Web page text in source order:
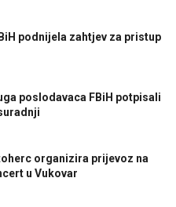
podnijela zahtjev za pristup
poslodavaca FBiH potpisali
organizira prijevoz na
u Vukovar